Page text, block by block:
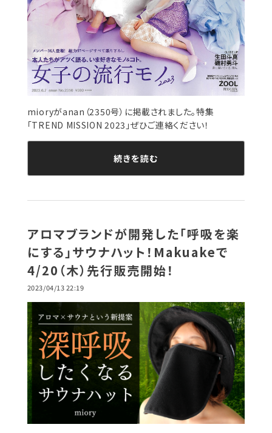
mioryがanan（2350号）に掲載されました。特集
「TREND MISSION 2023」ぜひご連絡ください！
続きを読む
アロマブランドが開発した「呼吸を楽
にする」サウナハット！Makuakeで
4/20（木）先行販売開始！
2023/04/13 22:19